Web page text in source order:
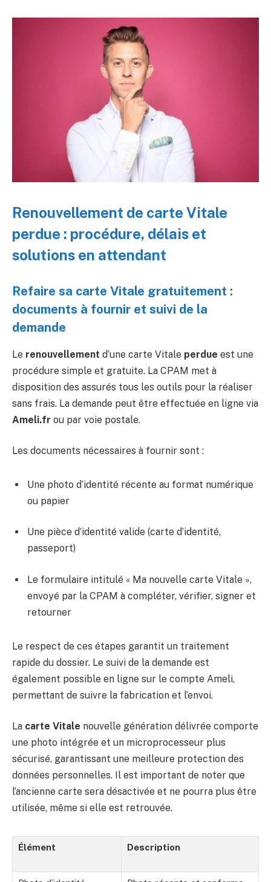
Renouvellement de carte Vitale
perdue : procédure, délais et
solutions en attendant
Refaire sa carte Vitale gratuitement :
documents à fournir et suivi de la
demande
Le renouvellement d’une carte Vitale perdue est une
procédure simple et gratuite. La CPAM met à
disposition des assurés tous les outils pour la réaliser
sans frais. La demande peut être effectuée en ligne via
Ameli.fr ou par voie postale.
Les documents nécessaires à fournir sont :
Une photo d’identité récente au format numérique
ou papier
Une pièce d’identité valide (carte d’identité,
passeport)
Le formulaire intitulé « Ma nouvelle carte Vitale »,
envoyé par la CPAM à compléter, vérifier, signer et
retourner
Le respect de ces étapes garantit un traitement
rapide du dossier. Le suivi de la demande est
également possible en ligne sur le compte Ameli,
permettant de suivre la fabrication et l’envoi.
La carte Vitale nouvelle génération délivrée comporte
une photo intégrée et un microprocesseur plus
sécurisé, garantissant une meilleure protection des
données personnelles. Il est important de noter que
l’ancienne carte sera désactivée et ne pourra plus être
utilisée, même si elle est retrouvée.
Élément Description